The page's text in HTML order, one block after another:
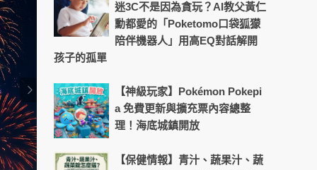
迷3C不是因為貪玩？AI教父黃仁
勳都愛的「Poketomo口袋狐獴
陪伴機器人」用高EQ對話解開
孩子的孤單
【神級玩家】Pokémon Pokepi
a 免費更新與擴充票內容總整
理！海底城鎮開放
【保健情報】青汁、蔬果汁、蔬